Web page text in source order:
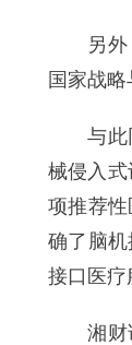
另外，
国家战
与此同
械侵入
项推荐
确了脑
接口医疗
湘财证